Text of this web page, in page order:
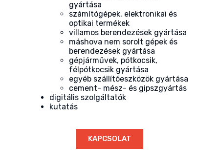
gyártása
számítógépek, elektronikai és
optikai termékek
villamos berendezések gyártása
máshova nem sorolt gépek és
berendezések gyártása
gépjárművek, pótkocsik,
félpótkocsik gyártása
egyéb szállítóeszközök gyártása
cement- mész- és gipszgyártás
digitális szolgáltatók
kutatás
KAPCSOLAT